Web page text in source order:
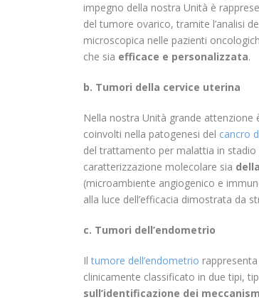
impegno della nostra Unità è
del tumore ovarico, tramite l’analisi
microscopica nelle pazienti
che sia efficace e personalizzata.
b. Tumori della cervice uterina
Nella nostra Unità grande attenzione
coinvolti nella patogenesi del cancro
del trattamento per malattia in
caratterizzazione molecolare sia
(microambiente angiogenico e
alla luce dell’efficacia dimostrata da
c. Tumori dell’endometrio
Iltumore dell’endometrio
clinicamente classificato in due tipi,
sull’identificazione dei